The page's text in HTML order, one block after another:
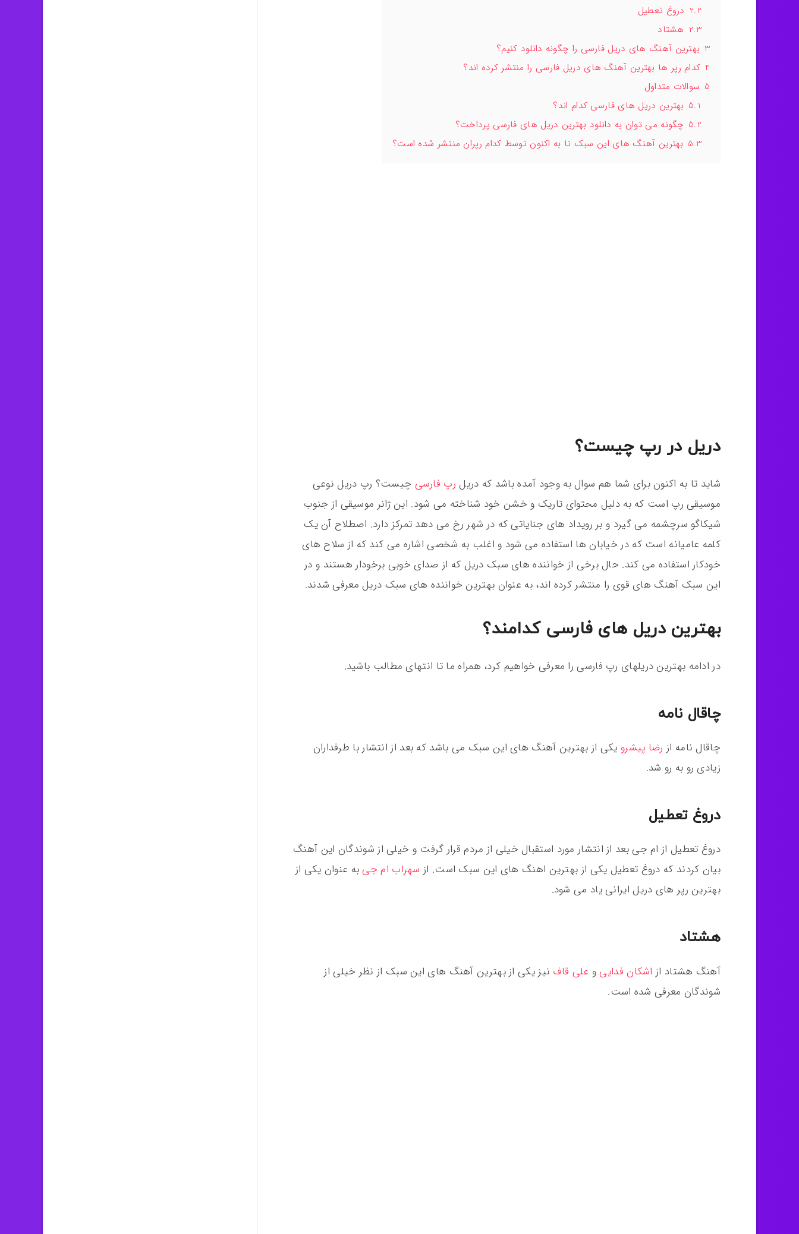
2.2 دروغ تعطیل
2.3 هشتاد
3 بهترین آهنگ های دریل فارسی را چگونه دانلود کنیم؟
4 کدام رپر ها بهترین آهنگ های دریل فارسی را منتشر کرده اند؟
5 سوالات متداول
5.1 بهترین دریل های فارسی کدام اند؟
5.2 چگونه می توان به دانلود بهترین دریل های فارسی پرداخت؟
5.3 بهترین آهنگ های این سبک تا به اکنون توسط کدام رپران منتشر شده است؟
دریل در رپ چیست؟
شاید تا به اکنون برای شما هم سوال به وجود آمده باشد که دریل رپ فارسی چیست؟ رپ دریل نوعی
موسیقی رپ است که به دلیل محتوای تاریک و خشن خود شناخته می شود. این ژانر موسیقی از جنوب
شیکاگو سرچشمه می گیرد و بر رویداد های جنایاتی که در شهر رخ می دهد تمرکز دارد. اصطلاح آن یک
کلمه عامیانه است که در خیابان ها استفاده می شود و اغلب به شخصی اشاره می کند که از سلاح های
خودکار استفاده می کند. حال برخی از خواننده های سبک دریل که از صدای خوبی برخودار هستند و در
این سبک آهنگ های قوی را منتشر کرده اند، به عنوان بهترین خواننده های سبک دریل معرفی شدند.
بهترین دریل های فارسی کدامند؟
در ادامه بهترین دریلهای رپ فارسی را معرفی خواهیم کرد، همراه ما تا انتهای مطالب باشید.
چاقال نامه
چاقال نامه از رضا پیشرو یکی از بهترین آهنگ های این سبک می باشد که بعد از انتشار با طرفداران
زیادی رو به رو شد.
دروغ تعطیل
دروغ تعطیل از ام جی بعد از انتشار مورد استقبال خیلی از مردم قرار گرفت و خیلی از شوندگان این آهنگ
بیان کردند که دروغ تعطیل یکی از بهترین اهنگ های این سبک است. از سهراب ام جیبه عنوان یکی از
بهترین رپر های دریل ایرانی یاد می شود.
هشتاد
آهنگ هشتاد از اشکان فداییو علی قاف نیز یکی از بهترین آهنگ های این سبک از نظر خیلی از
شوندگان معرفی شده است.